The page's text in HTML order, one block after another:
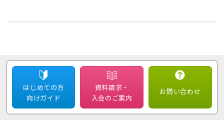
はじめての方
向けガイド
資料請求・
入会のご案内
お問い合わせ